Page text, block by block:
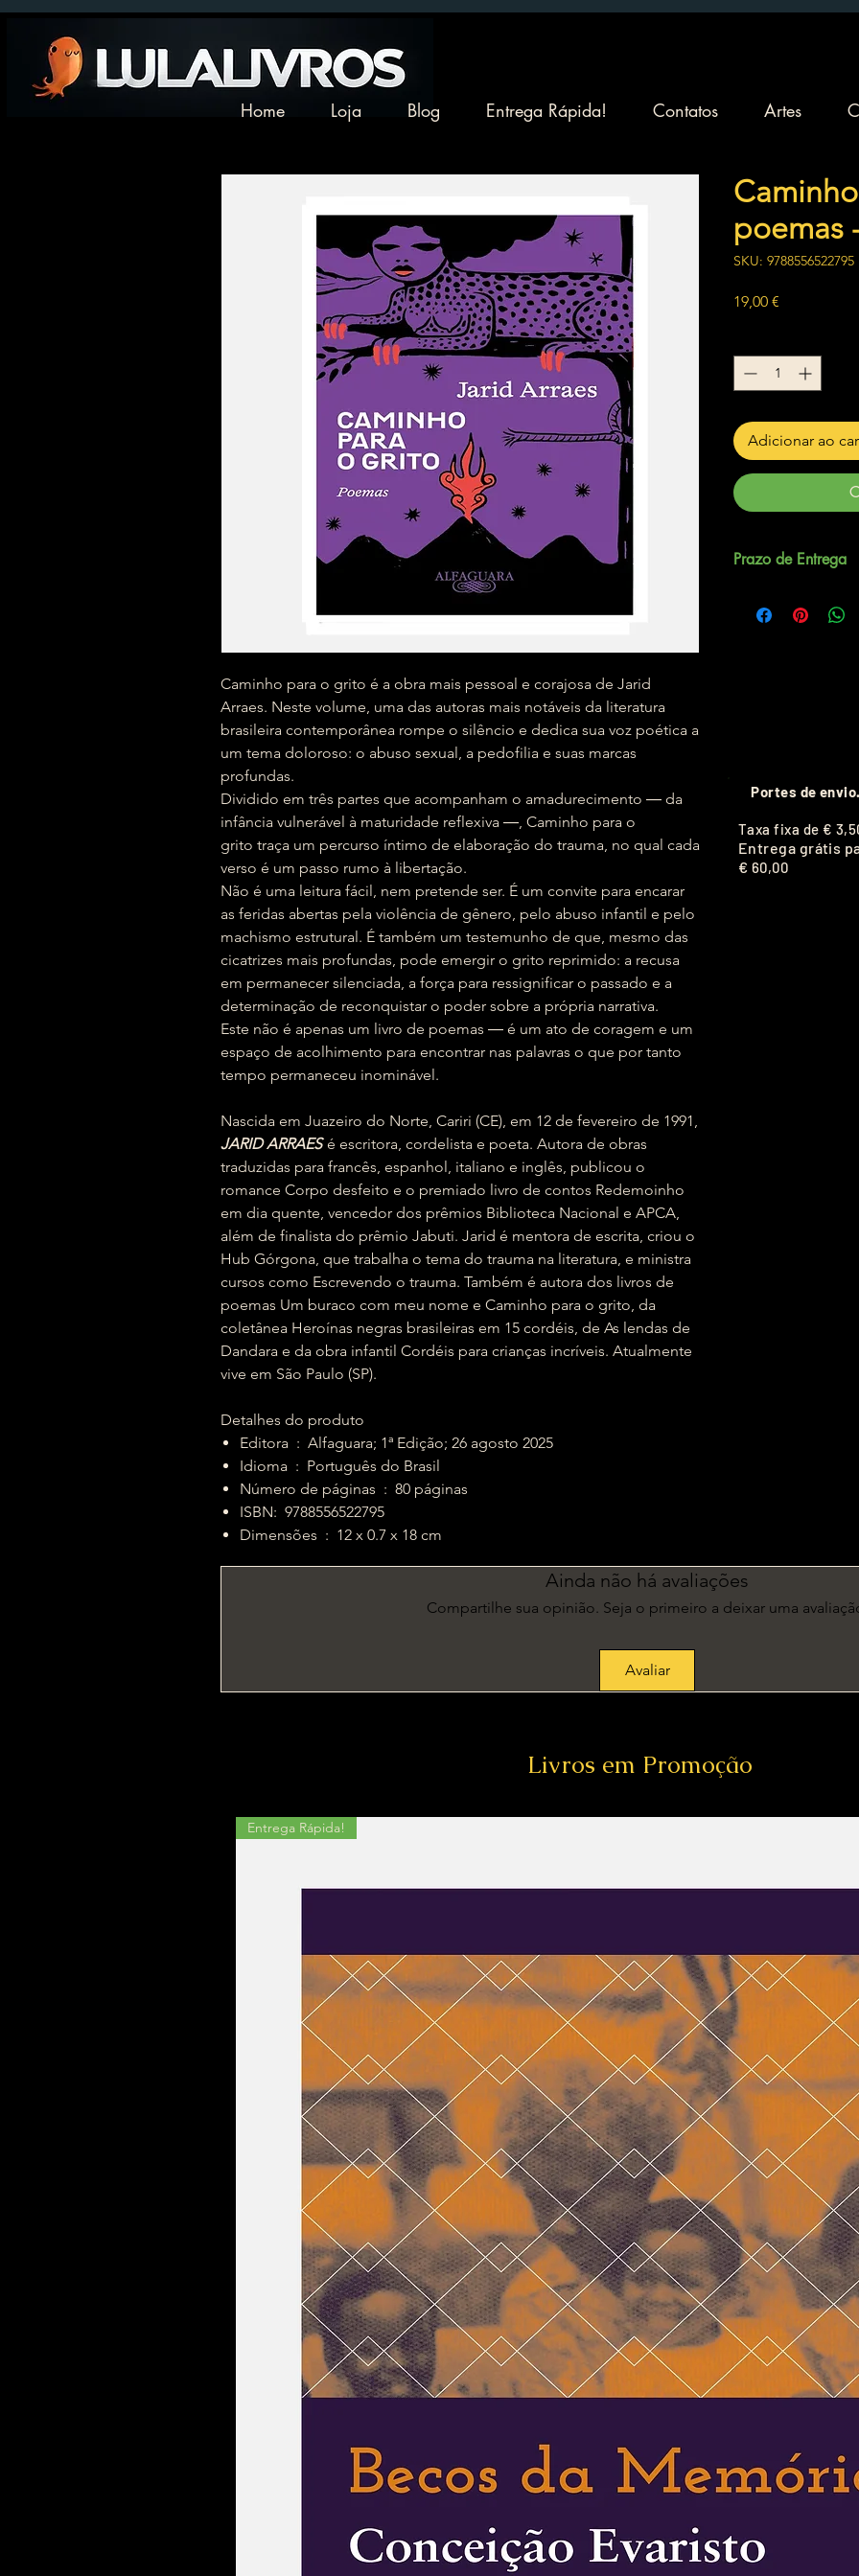
Home Loja Blog Entrega Rápida! Contatos Artes
Caminho para o grito é a obra mais pessoal e corajosa de Jarid
Arraes. Neste volume, uma das autoras mais notáveis da literatura
brasileira contemporânea rompe o silêncio e dedica sua voz poética a
um tema doloroso: o abuso sexual, a pedofilia e suas marcas
profundas.
Dividido em três partes que acompanham o amadurecimento ― da
infância vulnerável à maturidade reflexiva ―, Caminho para o
grito traça um percurso íntimo de elaboração do trauma, no qual cada
verso é um passo rumo à libertação.
Não é uma leitura fácil, nem pretende ser. É um convite para encarar
as feridas abertas pela violência de gênero, pelo abuso infantil e pelo
machismo estrutural. É também um testemunho de que, mesmo das
cicatrizes mais profundas, pode emergir o grito reprimido: a recusa
em permanecer silenciada, a força para ressignificar o passado e a
determinação de reconquistar o poder sobre a própria narrativa.
Este não é apenas um livro de poemas ― é um ato de coragem e um
espaço de acolhimento para encontrar nas palavras o que por tanto
tempo permaneceu inominável.
Nascida em Juazeiro do Norte, Cariri (CE), em 12 de fevereiro de 1991,
JARID ARRAESé escritora, cordelista e poeta. Autora de obras
traduzidas para francês, espanhol, italiano e inglês, publicou o
romance Corpo desfeito e o premiado livro de contos Redemoinho
em dia quente, vencedor dos prêmios Biblioteca Nacional e APCA,
além de finalista do prêmio Jabuti. Jarid é mentora de escrita, criou o
Hub Górgona, que trabalha o tema do trauma na literatura, e ministra
cursos como Escrevendo o trauma. Também é autora dos livros de
poemas Um buraco com meu nome e Caminho para o grito, da
coletânea Heroínas negras brasileiras em 15 cordéis, de As lendas de
Dandara e da obra infantil Cordéis para crianças incríveis. Atualmente
vive em São Paulo (SP).
Detalhes do produto
Editora ‏ : ‎ Alfaguara; 1ª Edição; 26 agosto 2025
Idioma ‏ : ‎ Português do Brasil
Número de páginas ‏ : ‎ 80 páginas
ISBN: ‎ 9788556522795
Dimensões ‏ : ‎ 12 x 0.7 x 18 cm
poemas
SKU: 9788556522795
19,00 €
Adicionar ao
Prazo de Entrega
Ainda não há avaliações
Compartilhe sua opinião. Seja o primeiro a deixar uma
Avaliar
Portes de
Taxa fixa de €
Entrega grátis
€ 60,00
Livros em Promoção
Entrega Rápida!